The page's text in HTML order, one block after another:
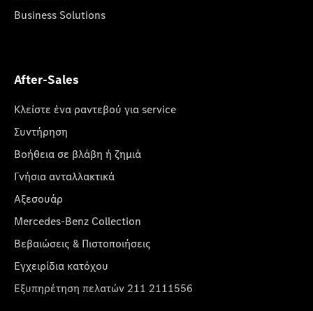
Business Solutions
After-Sales
Κλείστε ένα ραντεβού για service
Συντήρηση
Βοήθεια σε βλάβη ή ζημιά
Γνήσια ανταλλακτικά
Αξεσουάρ
Mercedes-Benz Collection
Βεβαιώσεις & Πιστοποιήσεις
Εγχειρίδια κατόχου
Εξυπηρέτηση πελατών 211 2111556